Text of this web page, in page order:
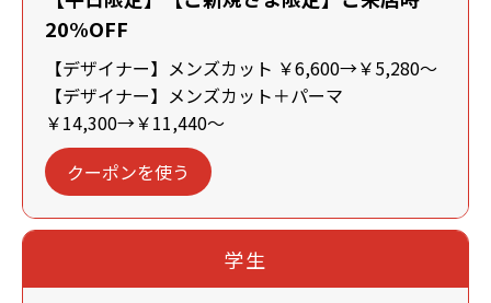
20%OFF
【デザイナー】メンズカット ￥6,600→￥5,280～
【デザイナー】メンズカット＋パーマ
￥14,300→￥11,440～
クーポンを使う
学生